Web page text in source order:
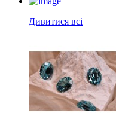
Дивитися всі